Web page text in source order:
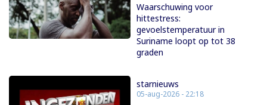
Waarschuwing voor
hittestress:
gevoelstemperatuur in
Suriname loopt op tot 38
graden
starnieuws
05-aug-2026 - 22:18